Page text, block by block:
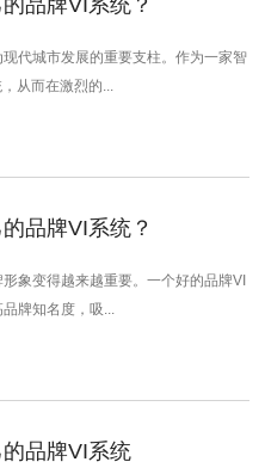
代城市发展的重要支柱。作为一家智
从而在激烈的...
品牌VI系统？
象变得越来越重要。一个好的品牌VI
牌知名度，吸...
品牌VI系统